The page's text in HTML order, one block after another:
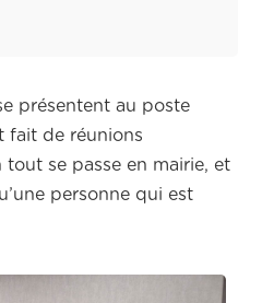
présentent au poste
fait de réunions
tout se passe en mairie, et
personne qui est